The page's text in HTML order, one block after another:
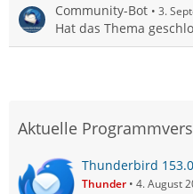
Community-Bot 3.
Hat das Thema
Aktuelle
Thunderbird
Thunder 4. August